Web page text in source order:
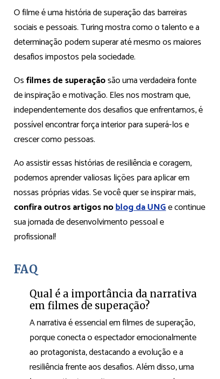
O filme é uma história de superação das barreiras
sociais e pessoais. Turing mostra como o talento e a
determinação podem superar até mesmo os maiores
desafios impostos pela sociedade.
Osfilmes de superaçãosão uma verdadeira fonte
de inspiração e motivação. Eles nos mostram que,
independentemente dos desafios que enfrentamos, é
possível encontrar força interior para superá-los e
crescer como pessoas.
Ao assistir essas histórias de resiliência e coragem,
podemos aprender valiosas lições para aplicar em
nossas próprias vidas. Se você quer se inspirar mais,
confira outros artigos noblog da UNGe continue
sua jornada de desenvolvimento pessoal e
profissional!
FAQ
Qual é a importância da narrativa
em filmes de superação?
A narrativa é essencial em filmes de superação,
porque conecta o espectador emocionalmente
ao protagonista, destacando a evolução e a
resiliência frente aos desafios. Além disso, uma